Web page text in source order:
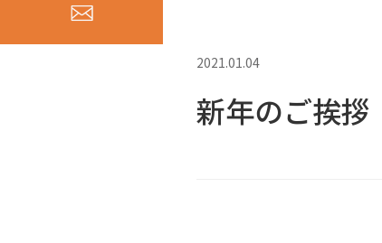
2021.01.04
新年のご挨拶